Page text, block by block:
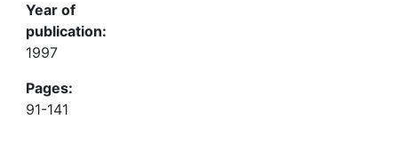
Year of
publication:
1997
Pages:
91-141